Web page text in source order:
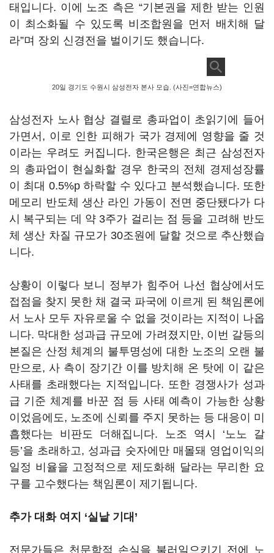
태입니다. 이에 노조 측은 “기본권을 제한 받는 인원
이 최소화될 수 있도록 비조합원을 먼저 배치해 달
라”며 장외 신경전을 벌이기도 했습니다.
20일 경기도 수원시 삼성전자 본사 모습. (사진=연합뉴스)
삼성전자 노사 협상 결렬로 총파업이 초읽기에 들어
가면서 , 이로 인한 피해가 국가 경제에 영향을 줄 것
이라는 우려도 커집니다. 한국은행은 최근 삼성전자
의 총파업이 현실화할 경우 한국의 전체 경제성장률
이 최대 0.5%p하락할 수 있다고 분석했습니다. 또한
메모리 반도체 생산 라인 가동이 전면 중단됐다가 다
시 복구되는 데 약 3주가 걸리는 점 등을 고려해 반도
체 생산 차질 규모가 30조원에 달할 것으로 추산했습
니다.
상황이 이렇다 보니 정부가 힘주어 나선 협상에서도
접점을 찾지 못한 채 결국 파국에 이르게 된 책임론에
서 노사 모두 자유로울 수 없을 것이라는 지적이 나옵
니다. 막대한 성과급 규모에 가려졌지만, 이번 갈등의
본질은 산정 체계의 불투명성에 대한 노조의 오랜 불
만으로, 사 측이 장기간 이를 방치해 온 탓에 이 같은
사태를 초래했다는 지적입니다. 또한 경쟁사가 성과
급 기준 체계를 바꾼 점 등 사태 예측이 가능한 상황
이었음에도, 노조에 신뢰를 주지 못하는 등 대응이 미
흡했다는 비판도 더해집니다. 노조 역시 ‘노노 갈
등’을 초래하고, 성과급 숫자에만 매몰돼 영업이익의
일정 비율을 고정적으로 제도화해 달라는 무리한 요
구를 고수했다는 책임론이 제기됩니다.
추가 대화 여지 ‘실낱 기대 ’
전문가들은 천문학적 손실을 불러일으키기 전에 노